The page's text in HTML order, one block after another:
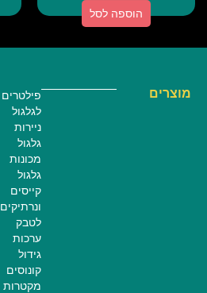
הוספה לסל
מוצרים
פילטרים
לגלגול
ניירות
גלגול
מכונות
גלגול
קייסים
ונרתיקים
לטבק
ערכות
גידול
קונוסים
מקטרות